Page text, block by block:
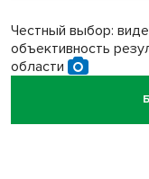
Честный выбор:
объективность
области
Кибертанки пошли в